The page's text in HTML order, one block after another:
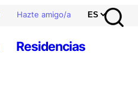
Hazte amigo/a
Residencias